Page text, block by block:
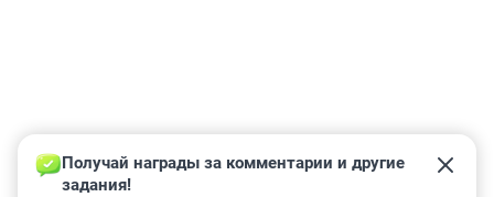
Получай награды за комментарии и другие
задания!